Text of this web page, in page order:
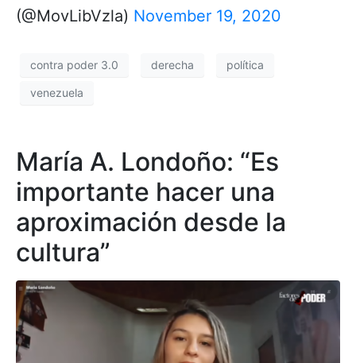
(@MovLibVzla) November 19, 2020
contra poder 3.0 derecha política
venezuela
María A. Londoño: “Es
importante hacer una
aproximación desde la
cultura”